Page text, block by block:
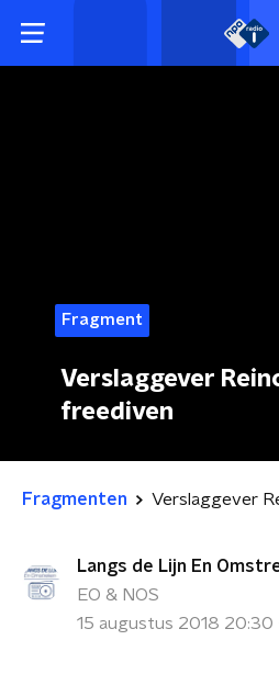
Fragment
Verslaggever
freediven
Fragmenten Verslaggever
Langs de Lijn En
EO & NOS
15 augustus 2018 20:30